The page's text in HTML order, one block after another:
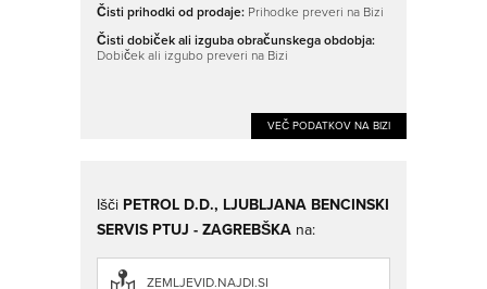
Čisti prihodki od prodaje: Prihodke preveri na Bizi
Čisti dobiček ali izguba obračunskega obdobja:
Dobiček ali izgubo preveri na Bizi
VEČ PODATKOV NA BIZI
Išči PETROL D.D., LJUBLJANA BENCINSKI
SERVIS PTUJ - ZAGREBŠKA na:
ZEMLJEVID.NAJDI.SI